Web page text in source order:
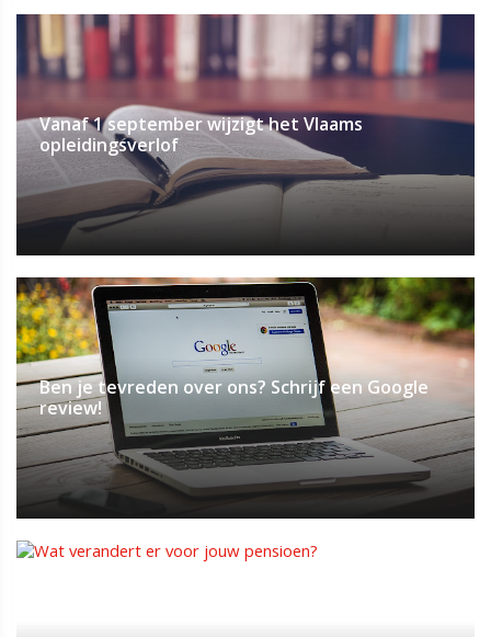
Vanaf 1 september wijzigt het Vlaams
opleidingsverlof
Ben je tevreden over ons? Schrijf een Google
review!